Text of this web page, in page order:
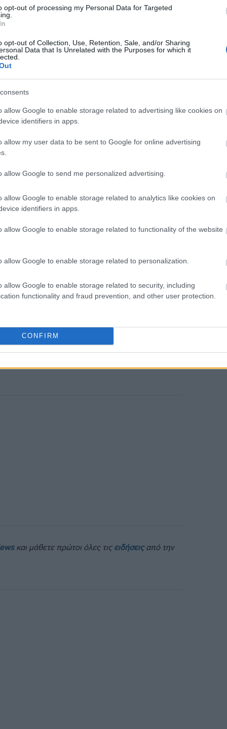
opt-out of processing my Personal Data for Targeted
opt-out of Collection, Use, Retention, Sale, and/or Sharing
Data that Is Unrelated with the Purposes for which it
allow Google to enable storage related to advertising like cookies on
identifiers in apps.
allow my user data to be sent to Google for online advertising
allow Google to send me personalized advertising.
allow Google to enable storage related to analytics like cookies on
identifiers in apps.
allow Google to enable storage related to functionality of the website
allow Google to enable storage related to personalization.
allow Google to enable storage related to security, including
functionality and fraud prevention, and other user protection.
CONFIRM
επικεφαλής μακροοικονομικής
σημαντικό ρόλο παίζουν και άλλοι
ότι το Bitcoin έχει παρασυρθεί
και τις μετοχές και άλλα
Οι υψηλότερες τιμές ενέργειας
κλάδο, καθώς καθιστούν την εξόρυξη
κατά την άποψή μου, φαίνεται να
εξελίξεις, οι οποίες πιθανότατα
καθώς η Ουάσινγκτον
η νέα νομοθεσία δεν έχει οδηγήσει
όπως ανέμενε η κοινότητα των
αυξάνεται ξανά».
και μάθετε πρώτοι όλες τις ειδήσειςαπό την